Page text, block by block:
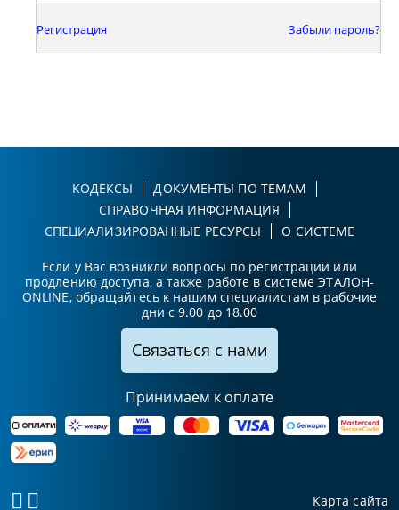
Регистрация Забыли пароль?
КОДЕКСЫ
ДОКУМЕНТЫ ПО ТЕМАМ
СПРАВОЧНАЯ ИНФОРМАЦИЯ
СПЕЦИАЛИЗИРОВАННЫЕ РЕСУРСЫ
О СИСТЕМЕ
Если у Вас возникли вопросы по регистрации или
продлению доступа, а также работе в системе ЭТАЛОН-
ONLINE, обращайтесь к нашим специалистам в рабочие
дни с 9.00 до 18.00
Связаться с нами
Принимаем к оплате
Карта сайта